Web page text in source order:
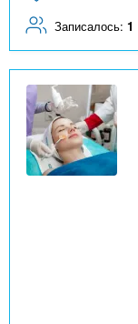
Записалось: 1